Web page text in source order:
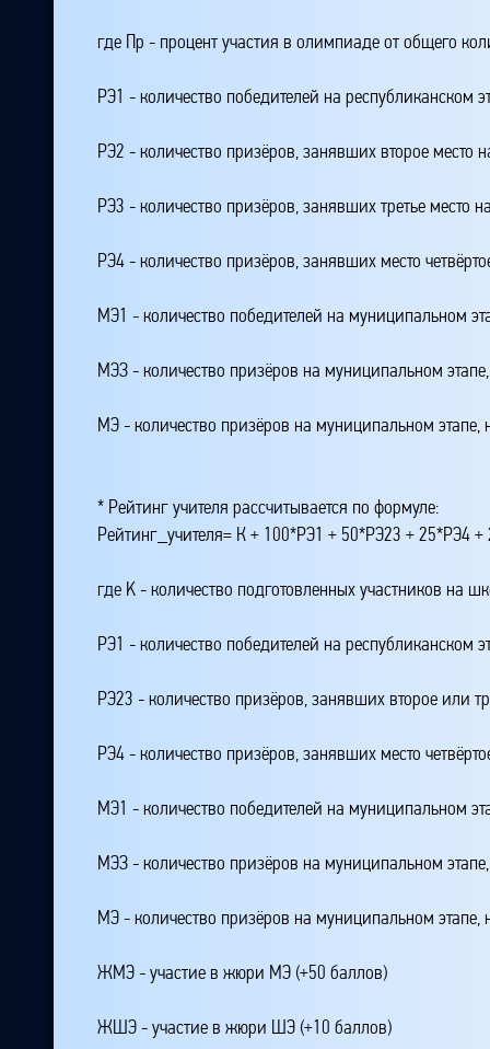
где Пр - процент участия в олимпиаде от общего
РЭ1 - количество победителей на республиканском
РЭ2 - количество призёров, занявших второе место
РЭ3 - количество призёров, занявших третье место
РЭ4 - количество призёров, занявших место
МЭ1 - количество победителей на муниципальном
МЭЗ - количество призёров на муниципальном
МЭ - количество призёров на муниципальном
* Рейтинг учителя рассчитывается по формуле:
Рейтинг_учителя= К + 100*РЭ1 + 50*РЭ23 +
где K - количество подготовленных участников на
РЭ1 - количество победителей на республиканском
РЭ23 - количество призёров, занявших второе или
РЭ4 - количество призёров, занявших место
МЭ1 - количество победителей на муниципальном
МЭЗ - количество призёров на муниципальном
МЭ - количество призёров на муниципальном
ЖМЭ - участие в жюри МЭ (+50 баллов)
ЖШЭ - участие в жюри ШЭ (+10 баллов)